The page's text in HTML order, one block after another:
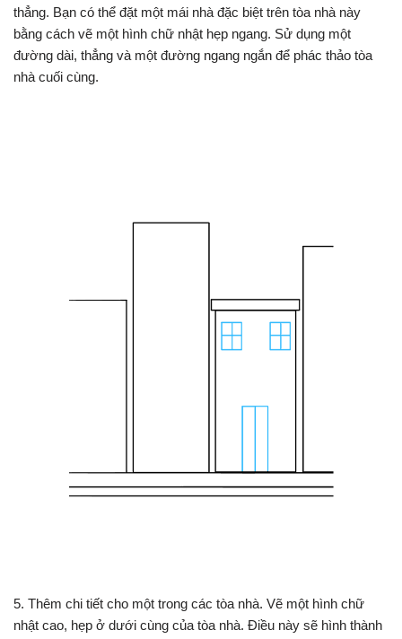
thẳng. Bạn có thể đặt một mái nhà đặc biệt trên tòa nhà này
bằng cách vẽ một hình chữ nhật hẹp ngang. Sử dụng một
đường dài, thẳng và một đường ngang ngắn để phác thảo tòa
nhà cuối cùng.
5. Thêm chi tiết cho một trong các tòa nhà. Vẽ một hình chữ
nhật cao, hẹp ở dưới cùng của tòa nhà. Điều này sẽ hình thành